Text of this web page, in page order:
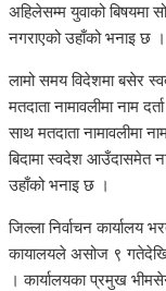
अहिलेसम्म युवाको बिषयमा
नगराएको उहाँको भनाइ छ ।
लामो समय विदेशमा बसेर
मतदाता नामावलीमा नाम
साथ मतदाता नामावलीमा
बिदामा स्वदेश आउँदासमेत
उहाँको भनाइ छ ।
जिल्ला निर्वाचन
कायालयले असोज ९
। कार्यालयका प्रमुख